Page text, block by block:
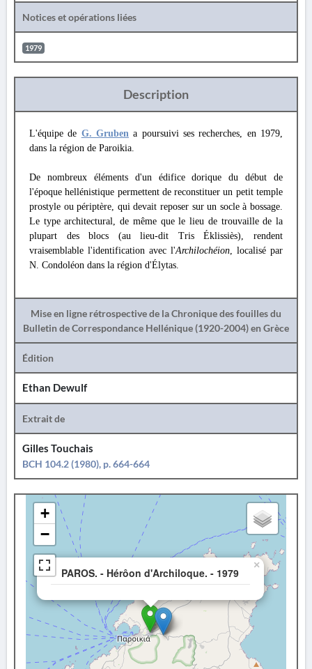
Notices et opérations liées
1979
Description
L'équipe de G. Gruben a poursuivi ses recherches, en 1979,
dans la région de Paroikia.
De nombreux éléments d'un édifice dorique du début de
l'époque hellénistique permettent de reconstituer un petit temple
prostyle ou périptère, qui devait reposer sur un socle à bossage.
Le type architectural, de même que le lieu de trouvaille de la
plupart des blocs (au lieu-dit Tris Éklissiès), rendent
vraisemblable l'identification avec l'Archilochéion, localisé par
N. Condoléon dans la région d'Élytas.
Mise en ligne rétrospective de la Chronique des fouilles du
Bulletin de Correspondance Hellénique (1920-2004) en Grèce
Édition
Ethan Dewulf
Extrait de
Gilles Touchais
BCH 104.2 (1980), p. 664-664
PAROS. - Hérôon d'Archiloque. - 1979
×
+
−